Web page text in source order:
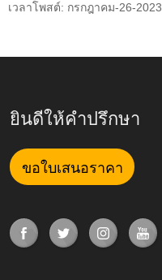
เวลาโพสต์: กรกฎาคม-26-2023
ยินดีให้คำปรึกษา
ขอใบเสนอราคา